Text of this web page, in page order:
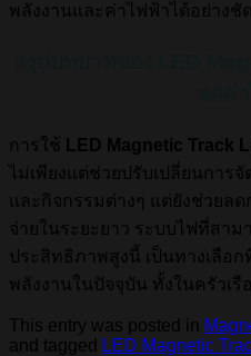
พลังงานและค่าไฟฟ้าได้อย่างชั
การใช้ LED Magnetic Track
ไม่เพียงแต่ช่วยปรับเปลี่ยนการ
และกิจกรรมต่างๆ แต่ยังช่วยล
จ่ายในระยะยาว ระบบไฟที่สาม
ประสิทธิภาพสูงนี้ เป็นทางเลือ
พลังงานในปัจจุบัน ทั้งในครัวเ
This entry was posted in
and tagged
LED Magnetic